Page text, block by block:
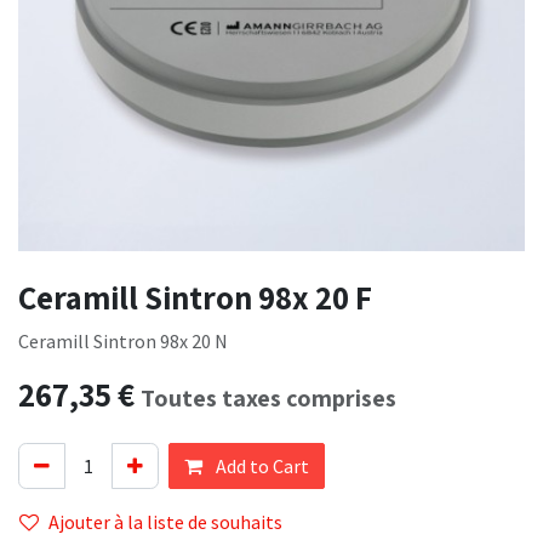
Ceramill Sintron 98x 20 F
Ceramill Sintron 98x 20 N
267,35€ Toutes taxes comprises
Add to Cart
Ajouter à la liste de souhaits